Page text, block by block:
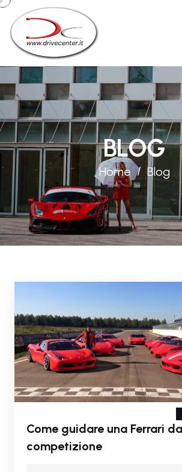
BLOG
Home Blog
Come guidare una Ferrari da
competizione